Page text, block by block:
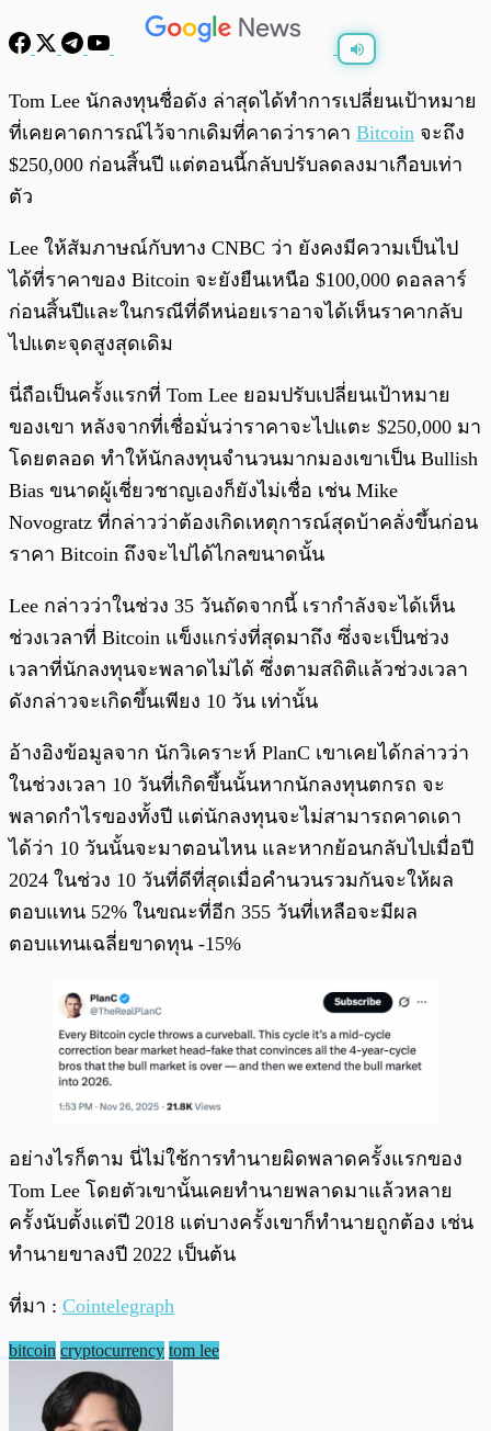
พร้อมเล่น 0:00 /
Tom Lee นักลงทุนชื่อดัง ล่าสุดได้ทำการเปลี่ยนเป้าหมาย
ที่เคยคาดการณ์ไว้จากเดิมที่คาดว่าราคา Bitcoin จะถึง
$250,000 ก่อนสิ้นปี แต่ตอนนี้กลับปรับลดลงมาเกือบเท่า
ตัว
Lee ให้สัมภาษณ์กับทาง CNBC ว่า ยังคงมีความเป็นไป
ได้ที่ราคาของ Bitcoin จะยังยืนเหนือ $100,000 ดอลลาร์
ก่อนสิ้นปีและในกรณีที่ดีหน่อยเราอาจได้เห็นราคากลับ
ไปแตะจุดสูงสุดเดิม
นี่ถือเป็นครั้งแรกที่ Tom Lee ยอมปรับเปลี่ยนเป้าหมาย
ของเขา หลังจากที่เชื่อมั่นว่าราคาจะไปแตะ $250,000 มา
โดยตลอด ทำให้นักลงทุนจำนวนมากมองเขาเป็น Bullish
Bias ขนาดผู้เชี่ยวชาญเองก็ยังไม่เชื่อ เช่น Mike
Novogratz ที่กล่าวว่าต้องเกิดเหตุการณ์สุดบ้าคลั่งขึ้นก่อน
ราคา Bitcoin ถึงจะไปได้ไกลขนาดนั้น
Lee กล่าวว่าในช่วง 35 วันถัดจากนี้ เรากำลังจะได้เห็น
ช่วงเวลาที่ Bitcoin แข็งแกร่งที่สุดมาถึง ซึ่งจะเป็นช่วง
เวลาที่นักลงทุนจะพลาดไม่ได้ ซึ่งตามสถิติแล้วช่วงเวลา
ดังกล่าวจะเกิดขึ้นเพียง 10 วัน เท่านั้น
อ้างอิงข้อมูลจาก นักวิเคราะห์ PlanC เขาเคยได้กล่าวว่า
ในช่วงเวลา 10 วันที่เกิดขึ้นนั้นหากนักลงทุนตกรถ จะ
พลาดกำไรของทั้งปี แต่นักลงทุนจะไม่สามารถคาดเดา
ได้ว่า 10 วันนั้นจะมาตอนไหน และหากย้อนกลับไปเมื่อปี
2024 ในช่วง 10 วันที่ดีที่สุดเมื่อคำนวนรวมกันจะให้ผล
ตอบแทน 52% ในขณะที่อีก 355 วันที่เหลือจะมีผล
ตอบแทนเฉลี่ยขาดทุน -15%
อย่างไรก็ตาม นี่ไม่ใช้การทำนายผิดพลาดครั้งแรกของ
Tom Lee โดยตัวเขานั้นเคยทำนายพลาดมาแล้วหลาย
ครั้งนับตั้งแต่ปี 2018 แต่บางครั้งเขาก็ทำนายถูกต้อง เช่น
ทำนายขาลงปี 2022 เป็นต้น
ที่มา : Cointelegraph
bitcoin cryptocurrency tom lee